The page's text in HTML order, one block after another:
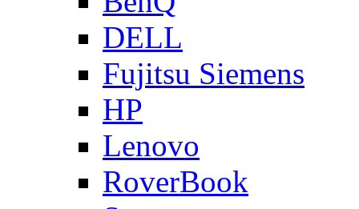
DELL
Fujitsu Siemens
HP
Lenovo
RoverBook